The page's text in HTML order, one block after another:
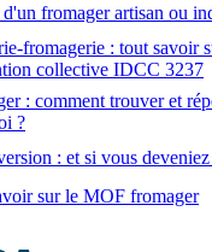
d'un fromager artisan ou
fromagerie : tout savoir
collective IDCC 3237
: comment trouver et
?
: et si vous
sur le MOF fromager